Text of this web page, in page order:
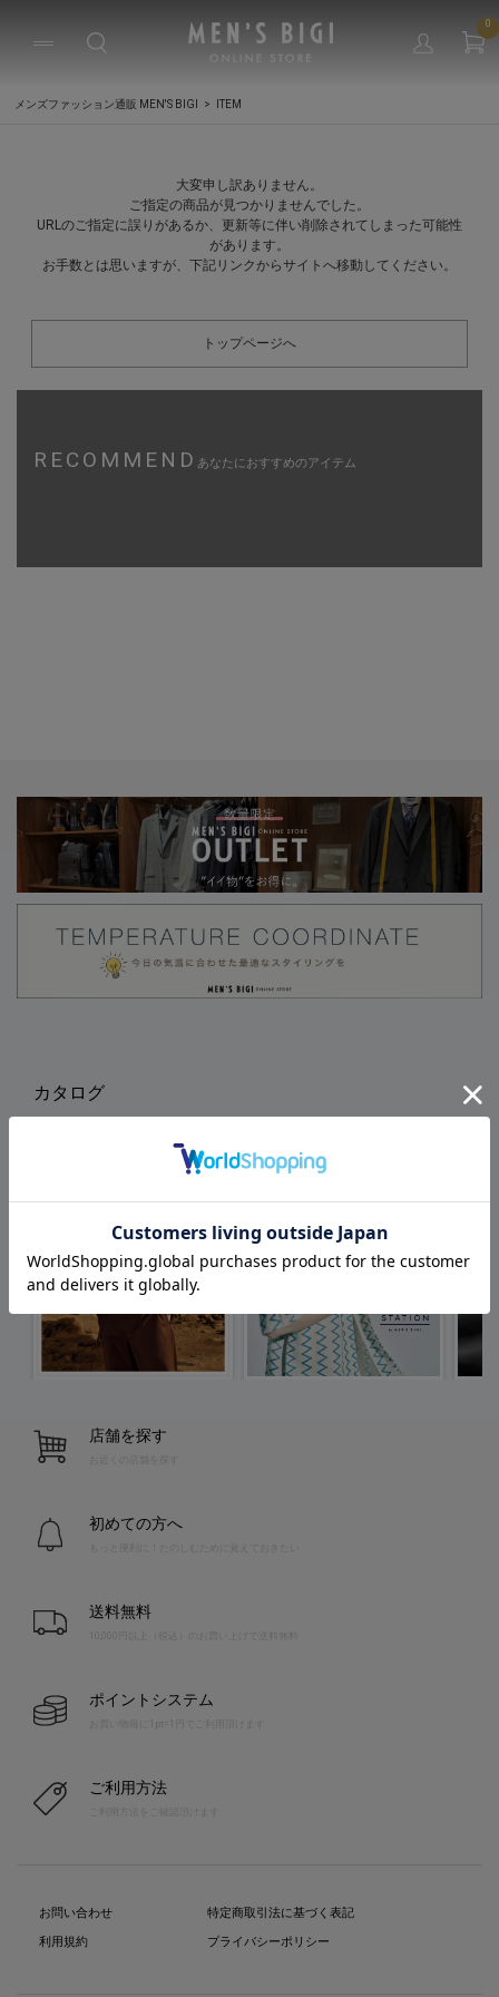
0
メンズファッション通販 MEN'S BIGI ITEM
大変申し訳ありません。
ご指定の商品が見つかりませんでした。
URLのご指定に誤りがあるか、更新等に伴い削除されてしまった可能性
があります。
お手数とは思いますが、下記リンクからサイトへ移動してください。
トップページへ
RECOMMEND あなたにおすすめのアイテム
カタログ
店舗を探す
お近くの店舗を探す
初めての方へ
送料無料
10,000円以上（税込）のお買い上げで送料無料
ポイントシステム
お買い物毎に1pt=1円でご利用頂けます
ご利用方法
お問い合わせ
利用規約
特定商取引法に基づく表記
プライバシーポリシー